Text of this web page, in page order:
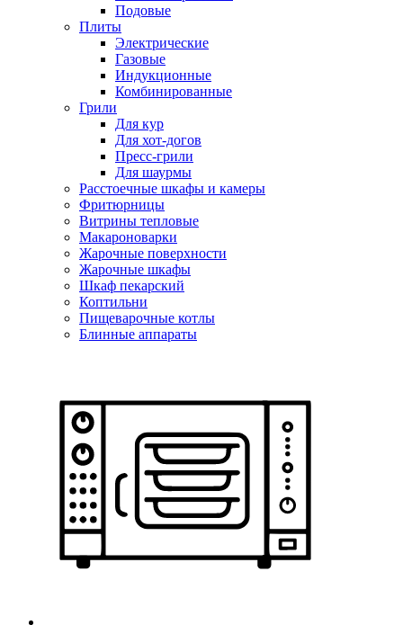
Подовые
Плиты
Электрические
Газовые
Индукционные
Комбинированные
Грили
Для кур
Для хот-догов
Пресс-грили
Для шаурмы
Расстоечные шкафы и камеры
Фритюрницы
Витрины тепловые
Макароноварки
Жарочные поверхности
Жарочные шкафы
Шкаф пекарский
Коптильни
Пищеварочные котлы
Блинные аппараты